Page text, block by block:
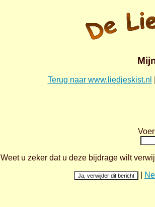
Terug naar www.liedjeskist.nl
Weet u zeker dat u deze bijdrage wilt